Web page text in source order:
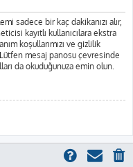
sadece bir kaç dakikanızı alır,
kayıtlı kullanıcılara ekstra
koşullarımızı ve gizlilik
mesaj panosu çevresinde
da okuduğunuza emin olun.